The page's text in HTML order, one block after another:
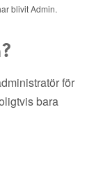
blivit Admin.
för
bara